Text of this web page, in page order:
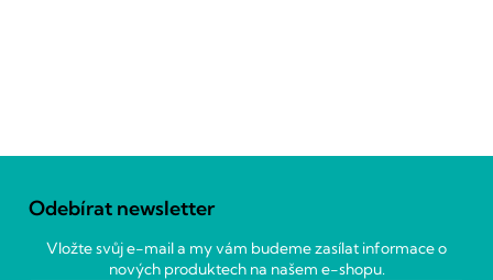
Odebírat newsletter
Vložte svůj e-mail a my vám budeme zasílat informace o
nových produktech na našem e-shopu.